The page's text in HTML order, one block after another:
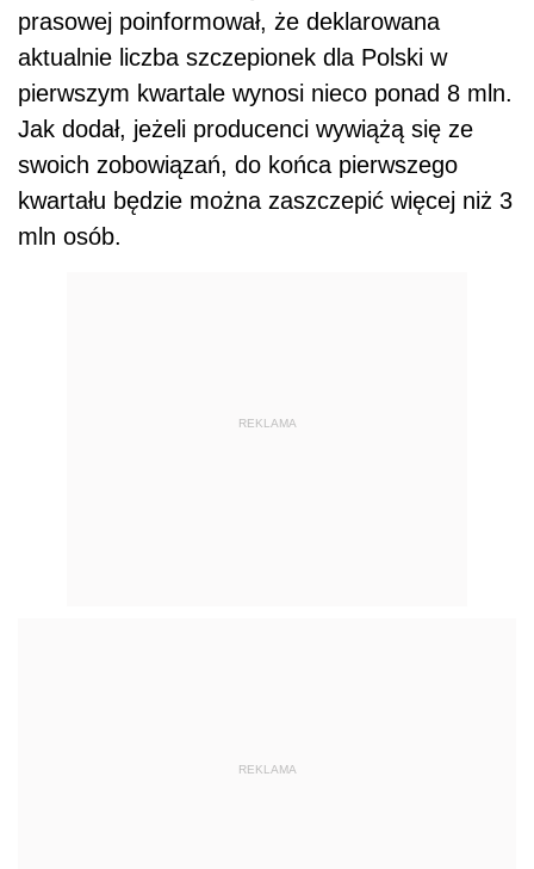
prasowej poinformował, że deklarowana
aktualnie liczba szczepionek dla Polski w
pierwszym kwartale wynosi nieco ponad 8 mln.
Jak dodał, jeżeli producenci wywiążą się ze
swoich zobowiązań, do końca pierwszego
kwartału będzie można zaszczepić więcej niż 3
mln osób.
REKLAMA
REKLAMA